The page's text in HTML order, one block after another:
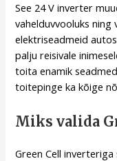
See 24 V inverter
vahelduvvooluks
elektriseadmeid
palju reisivale
toita enamik
toitepinge ka kõige
Miks valida
Green Cell inverteriga